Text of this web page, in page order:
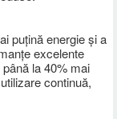
puțină energie și a
excelente
la 40% mai
continuă,